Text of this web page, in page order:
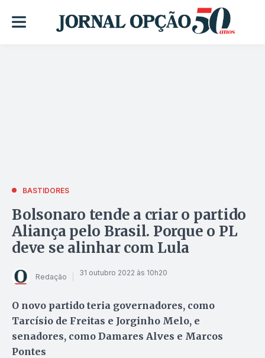
BASTIDORES
Bolsonaro tende a criar o partido
Aliança pelo Brasil. Porque o PL
deve se alinhar com Lula
Redação 31 outubro 2022 às 10h20
O novo partido teria governadores, como
Tarcísio de Freitas e Jorginho Melo, e
senadores, como Damares Alves e Marcos
Pontes